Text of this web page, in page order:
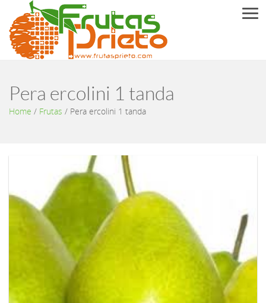
Pera ercolini 1 tanda
Home / Frutas / Pera ercolini 1 tanda